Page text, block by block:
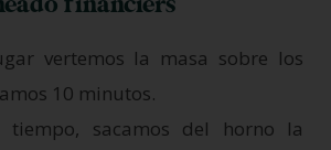
vertemos la masa sobre los
10 minutos.
tiempo, sacamos del horno la